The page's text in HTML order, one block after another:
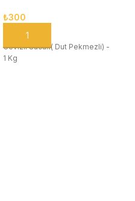
₺300
SEPETE EKLE
Cevizli Sucuk( Dut Pekmezli) -
1 Kg